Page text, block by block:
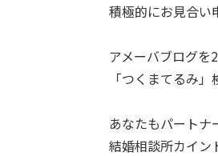
積極的にお見合い
アメーバブログを
「つくまてるみ
あなたもパート
結婚相談所カイン